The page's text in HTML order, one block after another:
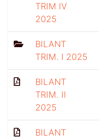
TRIM IV
2025
BILANT
TRIM. I 2025
BILANT
TRIM. II
2025
BILANT